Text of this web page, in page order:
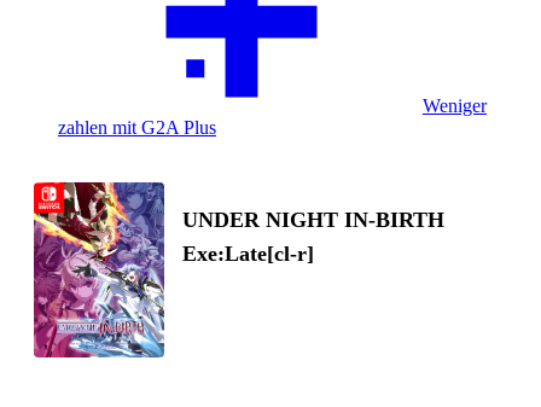
Weniger
zahlen mit G2A Plus
UNDER NIGHT IN-BIRTH
Exe:Late[cl-r]